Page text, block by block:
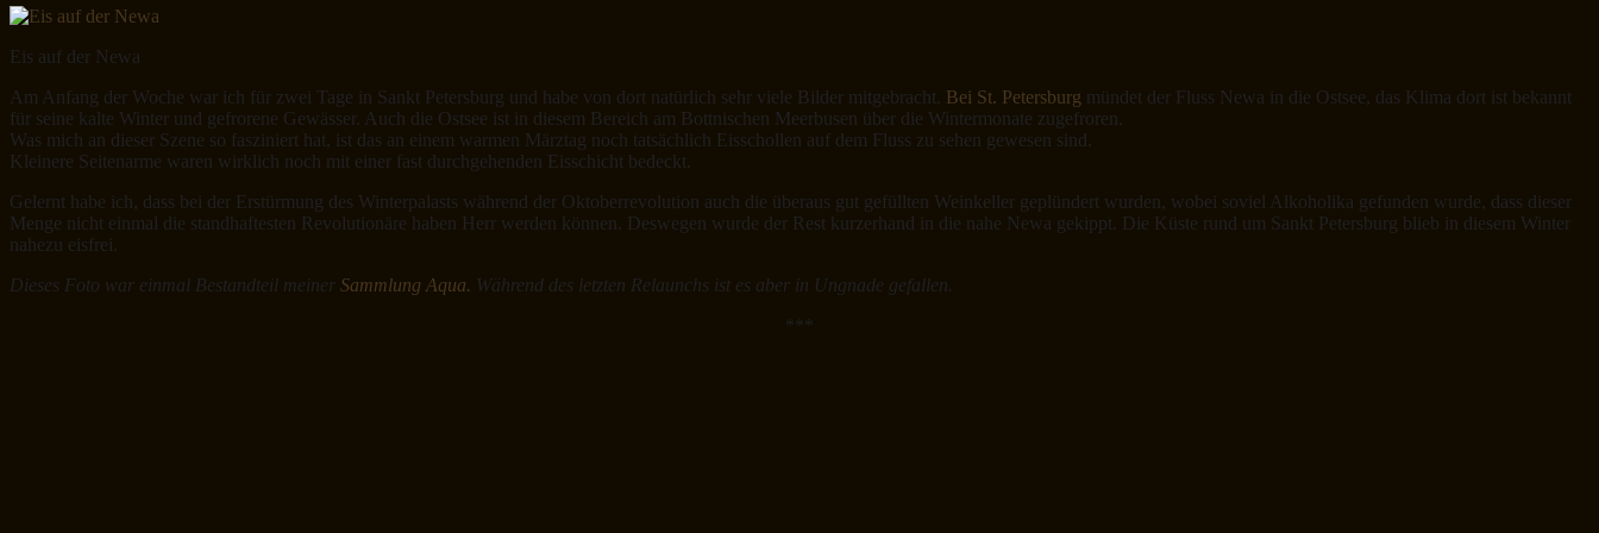
Eis auf der Newa
Am Anfang der Woche war ich für zwei Tage in Sankt Petersburg und habe von dort natürlich sehr viele Bilder mitgebracht. Bei St. Petersburg mündet der Fluss Newa in die Ostsee, das Klima dort ist bekannt
für seine kalte Winter und gefrorene Gewässer. Auch die Ostsee ist in diesem Bereich am Bottnischen Meerbusen über die Wintermonate zugefroren.
Was mich an dieser Szene so fasziniert hat, ist das an einem warmen Märztag noch tatsächlich Eisschollen auf dem Fluss zu sehen gewesen sind.
Kleinere Seitenarme waren wirklich noch mit einer fast durchgehenden Eisschicht bedeckt.
Gelernt habe ich, dass bei der Erstürmung des Winterpalasts während der Oktoberrevolution auch die überaus gut gefüllten Weinkeller geplündert wurden, wobei soviel Alkoholika gefunden wurde, dass dieser
Menge nicht einmal die standhaftesten Revolutionäre haben Herr werden können. Deswegen wurde der Rest kurzerhand in die nahe Newa gekippt. Die Küste rund um Sankt Petersburg blieb in diesem Winter
nahezu eisfrei.
Dieses Foto war einmal Bestandteil meiner Sammlung Aqua. Während des letzten Relaunchs ist es aber in Ungnade gefallen.
***